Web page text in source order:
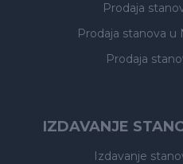
Prodaja
Prodaja stanova u
Prodaja
IZDAVANJE
Izdavanje